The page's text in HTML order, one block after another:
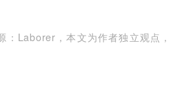
：Laborer，本文为作者独立观点，